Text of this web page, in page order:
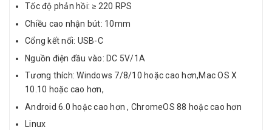
Tốc độ phản hồi: ≥ 220 RPS
Chiều cao nhận bút: 10mm
Cổng kết nối: USB-C
Nguồn điện đầu vào: DC 5V/1A
Tương thích: Windows 7/8/10 hoặc cao hơn,Mac OS X
10.10 hoặc cao hơn,
Android 6.0 hoặc cao hơn , ChromeOS 88 hoặc cao hơn
Linux